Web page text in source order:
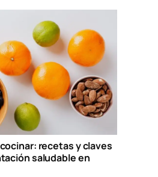
recetas y claves
saludable en